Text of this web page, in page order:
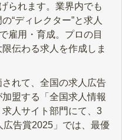
られます。業界内でも
“ディレクター”と求人
雇用・育成。プロの目
伝わる求人を作成しま
れて、全国の求人広告
盟する「全国求人情報
人サイト部門にて、3
告賞2025」では、最優